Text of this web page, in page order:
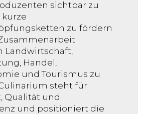
sichtbar zu
kurze
zu fördern
Landwirtschaft,
Handel,
und Tourismus zu
steht für
Qualität und
und positioniert die